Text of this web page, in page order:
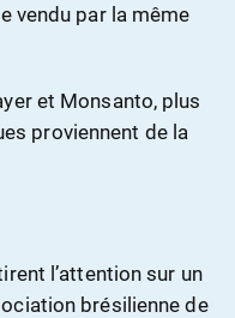
vendu par la même
et Monsanto, plus
proviennent de la
l’attention sur un
brésilienne de